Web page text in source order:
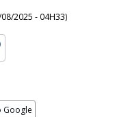
2025 - 04H33)
Google